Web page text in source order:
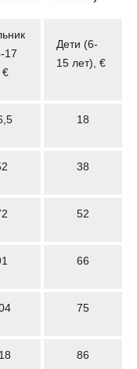
17
€
Дети (6-
15 лет), €
18
38
52
66
75
86